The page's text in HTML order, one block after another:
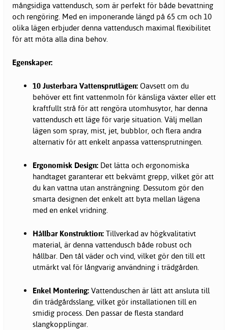
mångsidiga vattendusch, som är perfekt för både bevattning
och rengöring. Med en imponerande längd på 65 cm och 10
olika lägen erbjuder denna vattendusch maximal flexibilitet
för att möta alla dina behov.
Egenskaper:
10 Justerbara Vattensprutlägen: Oavsett om du
behöver ett fint vattenmoln för känsliga växter eller ett
kraftfullt strå för att rengöra utomhusytor, har denna
vattendusch ett läge för varje situation. Välj mellan
lägen som spray, mist, jet, bubblor, och flera andra
alternativ för att enkelt anpassa vattensprutningen.
Ergonomisk Design: Det lätta och ergonomiska
handtaget garanterar ett bekvämt grepp, vilket gör att
du kan vattna utan ansträngning. Dessutom gör den
smarta designen det enkelt att byta mellan lägena
med en enkel vridning.
Hållbar Konstruktion: Tillverkad av högkvalitativt
material, är denna vattendusch både robust och
hållbar. Den tål väder och vind, vilket gör den till ett
utmärkt val för långvarig användning i trädgården.
Enkel Montering: Vattenduschen är lätt att ansluta till
din trädgårdsslang, vilket gör installationen till en
smidig process. Den passar de flesta standard
slangkopplingar.